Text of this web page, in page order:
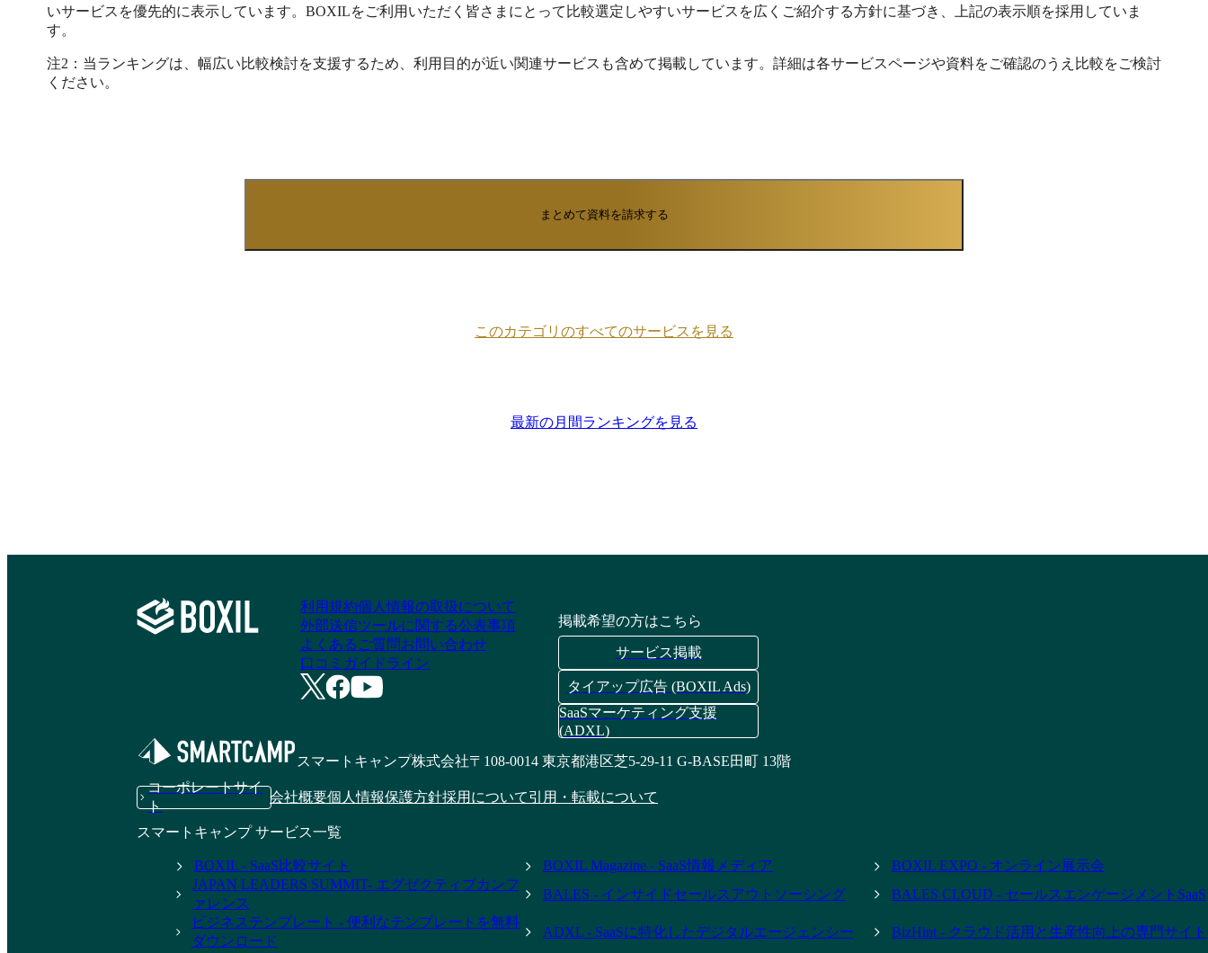
いサービスを優先的に表示しています。BOXILをご利用いただく皆さまにとって比較選定しやすいサービスを広くご紹介する方針に基づき、上記の表示順を採用していま
す。
注2：当ランキングは、幅広い比較検討を支援するため、利用目的が近い関連サービスも含めて掲載しています。詳細は各サービスページや資料をご確認のうえ比較をご検討
ください。
まとめて資料を請求する
このカテゴリのすべてのサービスを見る
最新の月間ランキングを見る
利用規約個人情報の取扱について
外部送信ツールに関する公表事項
よくあるご質問お問い合わせ
口コミガイドライン
掲載希望の方はこちら
サービス掲載
タイアップ広告 (BOXIL Ads)
SaaSマーケティング支援
(ADXL)
スマートキャンプ株式会社〒108-0014 東京都港区芝5-29-11 G-BASE田町 13階
コーポレートサイ
ト
会社概要個人情報保護方針採用について引用・転載について
スマートキャンプ サービス一覧
BOXIL - SaaS比較サイト BOXIL Magazine - SaaS情報メディア
BOXIL EXPO - オンライン展示会
JAPAN LEADERS SUMMIT- エグゼクティブカンフ
ァレンス
BALES - インサイドセールスアウトソーシング
BALES CLOUD - セールスエンゲージメントSaaS
ビジネステンプレート - 便利なテンプレートを無料
ダウンロード
ADXL - SaaSに特化したデジタルエージェンシー BizHint - クラウド活用と生産性向上の専門サイト